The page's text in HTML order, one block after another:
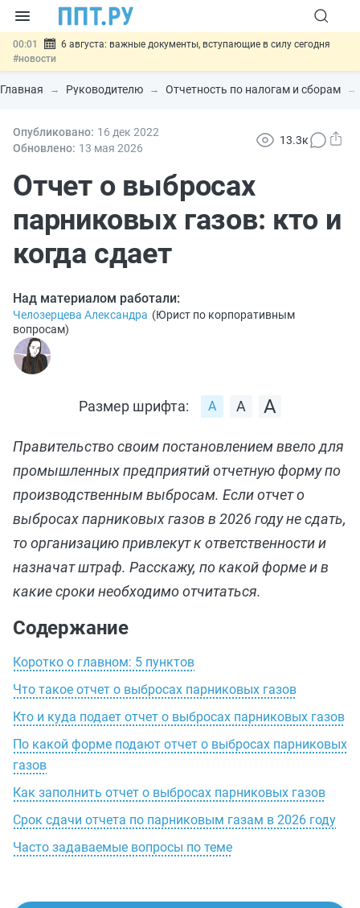
00:01
6 августа: важные документы, вступающие в силу сегодня
#новости
05.08 Обновили сообщения НПФ о договорах НПО и долгосрочных
сбережений#новости
05.08 Систему страхования вкладов распространили на электронные
кошельки#новости
#новости
Главная Руководителю Отчетность по налогам и сборам
Опубликовано: 16 дек 2022
Обновлено: 13 мая 2026
13.3к
Отчет о выбросах
парниковых газов: кто и
когда сдает
Над материалом работали:
Челозерцева Александра (Юрист по корпоративным
вопросам)
Размер шрифта:
Правительство своим постановлением ввело для
промышленных предприятий отчетную форму по
производственным выбросам. Если отчет о
выбросах парниковых газов в 2026 году не сдать,
то организацию привлекут к ответственности и
назначат штраф. Расскажу, по какой форме и в
какие сроки необходимо отчитаться.
Содержание
Коротко о главном: 5 пунктов
Что такое отчет о выбросах парниковых газов
Кто и куда подает отчет о выбросах парниковых газов
По какой форме подают отчет о выбросах парниковых
газов
Как заполнить отчет о выбросах парниковых газов
Срок сдачи отчета по парниковым газам в 2026 году
Часто задаваемые вопросы по теме